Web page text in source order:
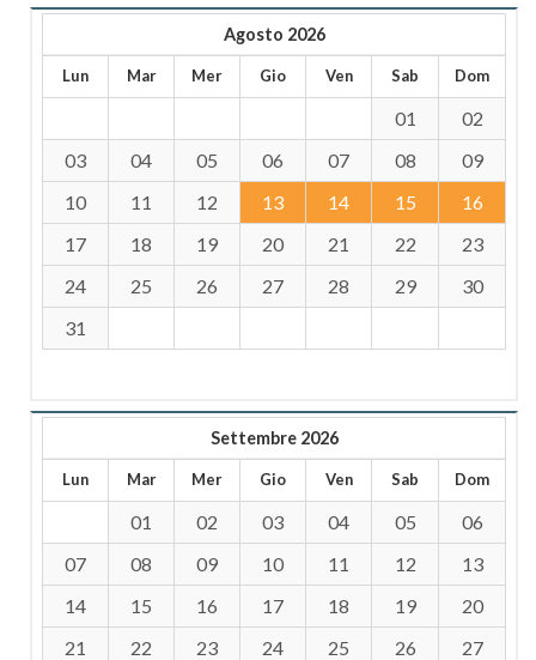
Agosto 2026
Lun Mar Mer Gio Ven Sab Dom
01
02
03
04 05 06 07 08
09
10
11 12 13 14 15
16
17
18 19 20 21 22
23
24
25 26 27 28 29
30
31
Settembre 2026
Lun Mar Mer Gio Ven Sab Dom
01 02 03 04 05
06
07
08 09 10 11 12
13
14
15 16 17 18 19
20
21
22 23 24 25 26
27